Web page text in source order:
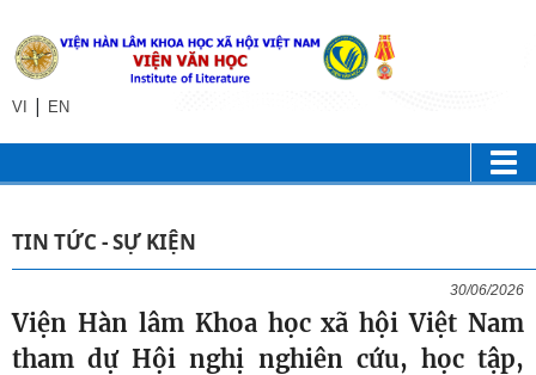
VI | EN
TIN TỨC - SỰ KIỆN
30/06/2026
Viện Hàn lâm Khoa học xã hội Việt Nam
tham dự Hội nghị nghiên cứu, học tập,